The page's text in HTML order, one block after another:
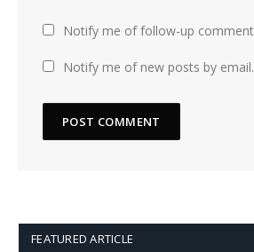
Notify me of follow-up
Notify me of new posts by email.
FEATURED ARTICLE